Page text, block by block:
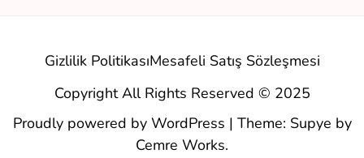
Gizlilik PolitikasıMesafeli Satış Sözleşmesi
Copyright All Rights Reserved © 2025
Proudly powered by WordPress | Theme: Supye by
Cemre Works.